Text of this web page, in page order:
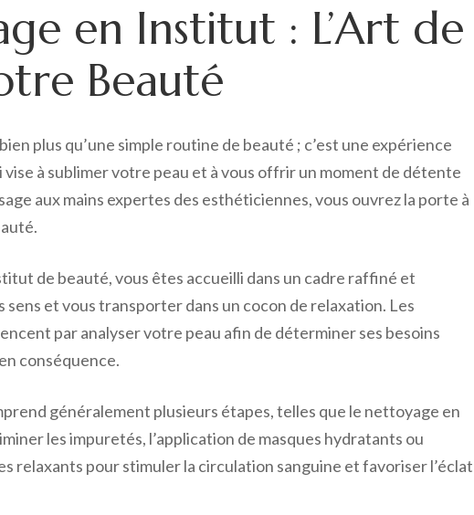
en Institut : L’Art de
Beauté
plus qu’une simple routine de beauté ; c’est une expérience
à sublimer votre peau et à vous offrir un moment de détente
aux mains expertes des esthéticiennes, vous ouvrez la porte à
de beauté, vous êtes accueilli dans un cadre raffiné et
sens et vous transporter dans un cocon de relaxation. Les
par analyser votre peau afin de déterminer ses besoins
conséquence.
généralement plusieurs étapes, telles que le nettoyage en
les impuretés, l’application de masques hydratants ou
relaxants pour stimuler la circulation sanguine et favoriser l’éclat